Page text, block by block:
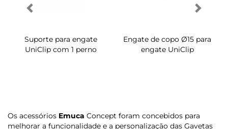
de copo Ø15 para
engate UniClip
Suporte para engate
UniClip
Os acessórios Emuca Concept foram concebidos para
melhorar a funcionalidade e a personalização das Gavetas